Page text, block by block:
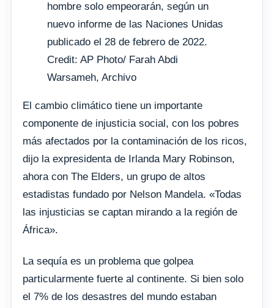
hombre solo empeorarán, según un
nuevo informe de las Naciones Unidas
publicado el 28 de febrero de 2022.
Credit: AP Photo/ Farah Abdi
Warsameh, Archivo
El cambio climático tiene un importante
componente de injusticia social, con los pobres
más afectados por la contaminación de los ricos,
dijo la expresidenta de Irlanda Mary Robinson,
ahora con The Elders, un grupo de altos
estadistas fundado por Nelson Mandela. «Todas
las injusticias se captan mirando a la región de
África».
La sequía es un problema que golpea
particularmente fuerte al continente. Si bien solo
el 7% de los desastres del mundo estaban